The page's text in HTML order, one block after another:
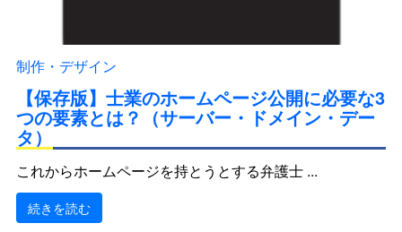
制作・デザイン
【保存版】士業のホームページ公開に必要な3
つの要素とは？（サーバー・ドメイン・デー
タ）
これからホームページを持とうとする弁護士 ...
続きを読む